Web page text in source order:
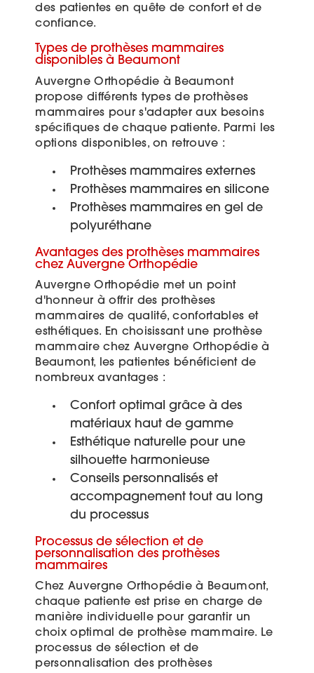
des patientes en quête de confort et de
confiance.
Types de prothèses mammaires
disponibles à Beaumont
Auvergne Orthopédie à Beaumont
propose différents types de prothèses
mammaires pour s'adapter aux besoins
spécifiques de chaque patiente. Parmi les
options disponibles, on retrouve :
Prothèses mammaires externes
Prothèses mammaires en silicone
Prothèses mammaires en gel de
polyuréthane
Avantages des prothèses mammaires
chez Auvergne Orthopédie
Auvergne Orthopédie met un point
d'honneur à offrir des prothèses
mammaires de qualité, confortables et
esthétiques. En choisissant une prothèse
mammaire chez Auvergne Orthopédie à
Beaumont, les patientes bénéficient de
nombreux avantages :
Confort optimal grâce à des
matériaux haut de gamme
Esthétique naturelle pour une
silhouette harmonieuse
Conseils personnalisés et
accompagnement tout au long
du processus
Processus de sélection et de
personnalisation des prothèses
mammaires
Chez Auvergne Orthopédie à Beaumont,
chaque patiente est prise en charge de
manière individuelle pour garantir un
choix optimal de prothèse mammaire. Le
processus de sélection et de
personnalisation des prothèses